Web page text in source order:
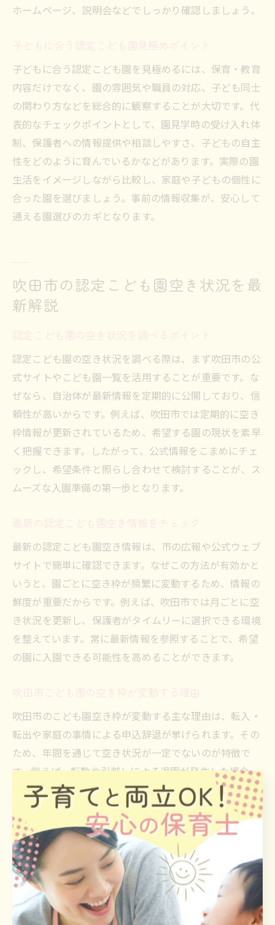
ホームページ、説明会などでしっかり確認しましょう。
子どもに合う認定こども園見極めポイント
子どもに合う認定こども園を見極めるには、保育・教育
内容だけでなく、園の雰囲気や職員の対応、子ども同士
の関わり方などを総合的に観察することが大切です。代
表的なチェックポイントとして、園見学時の受け入れ体
制、保護者への情報提供や相談しやすさ、子どもの自主
性をどのように育んでいるかなどがあります。実際の園
生活をイメージしながら比較し、家庭や子どもの個性に
合った園を選びましょう。事前の情報収集が、安心して
通える園選びのカギとなります。
吹田市の認定こども園空き状況を最
新解説
認定こども園の空き状況を調べるポイント
認定こども園の空き状況を調べる際は、まず吹田市の公
式サイトやこども園一覧を活用することが重要です。な
ぜなら、自治体が最新情報を定期的に公開しており、信
頼性が高いからです。例えば、吹田市では定期的に空き
枠情報が更新されているため、希望する園の現状を素早
く把握できます。したがって、公式情報をこまめにチェ
ックし、希望条件と照らし合わせて検討することが、ス
ムーズな入園準備の第一歩となります。
最新の認定こども園空き情報をチェック
最新の認定こども園空き情報は、市の広報や公式ウェブ
サイトで簡単に確認できます。なぜこの方法が有効かと
いうと、園ごとに空き枠が頻繁に変動するため、情報の
鮮度が重要だからです。例えば、吹田市では月ごとに空
き状況を更新し、保護者がタイムリーに選択できる環境
を整えています。常に最新情報を参照することで、希望
の園に入園できる可能性を高めることができます。
吹田市こども園の空き枠が変動する理由
吹田市のこども園空き枠が変動する主な理由は、転入・
転出や家庭の事情による申込辞退が挙げられます。その
ため、年間を通じて空き状況が一定でないのが特徴で
す。例えば、転勤や引越しによる退園が発生した場合、
急に空きが生まれるケースもあります。これらの事情を
理解し、随時情報を確認することで、希望する園に入る
チャンスを逃さずに済みます。
認定こども園の空き状況の見方と活用法
認定こども園の空き状況を見る際は、年齢ごとの枠数や
申込状況を細かくチェックすることがポイントです。な
ぜなら、同じ園でも年齢別で空きが異なるため、希望す